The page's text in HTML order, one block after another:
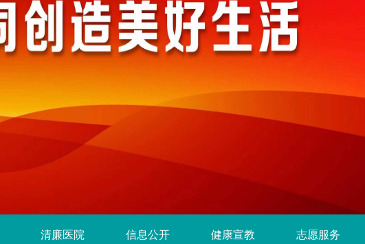
清廉医院 信息公开 健康宣教 志愿服务